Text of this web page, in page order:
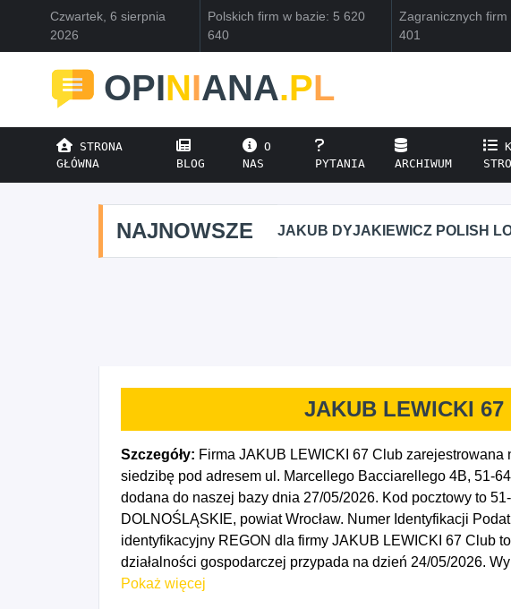
Czwartek, 6 sierpnia
2026
Polskich firm w bazie: 5 620
640
Zagranicznych firm
401
OPINIANA.PL
STRONA
GŁÓWNA
BLOG
O
NAS
PYTANIA ARCHIWUM
NAJNOWSZE JAKUB DYJAKIEWICZ POLISH
JAKUB LEWICKI 67
Szczegóły: Firma JAKUB LEWICKI 67 Club
siedzibę pod adresem ul. Marcellego Bacciarellego 4B, 51-
dodana do naszej bazy dnia 27/05/2026. Kod pocztowy to
DOLNOŚLĄSKIE, powiat Wrocław. Numer Identyfikacji
identyfikacyjny REGON dla firmy JAKUB LEWICKI 67 Club
działalności gospodarczej przypada na dzień 24/05/2026.
Działalność agencji reklamowych, 7912Z - Działalność
Pokaż więcej